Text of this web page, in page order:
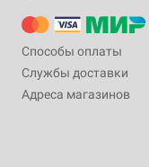
Способы оплаты
Службы доставки
Адреса магазинов